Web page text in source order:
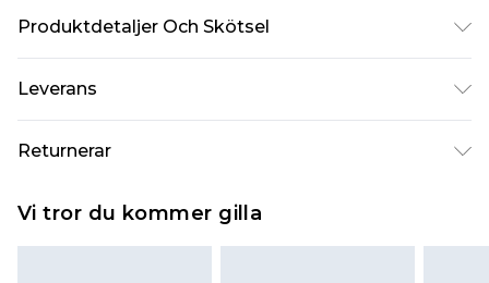
Produktdetaljer Och Skötsel
Leverans
Standardleverans Sverige
kr80
Expressleverans Sverige
Returnerar
på dig att skicka tillbaka något från den dag du
Vi tror du kommer gilla